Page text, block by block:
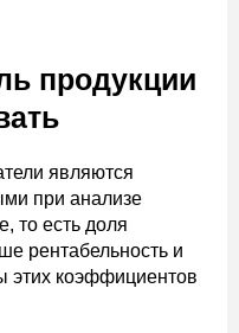
продукции
являются
при анализе
то есть доля
рентабельность и
коэффициентов